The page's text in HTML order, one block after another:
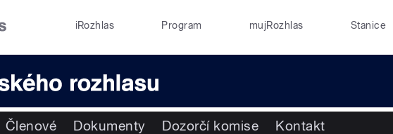
iRozhlas Program mujRozhlas Stanice
Členové Dokumenty Dozorčí komise Kontakt